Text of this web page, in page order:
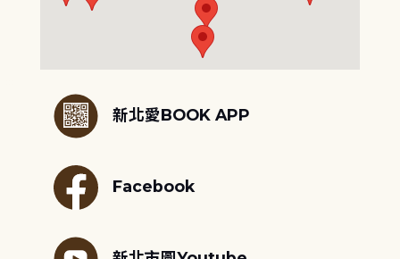
新北愛BOOK APP
Facebook